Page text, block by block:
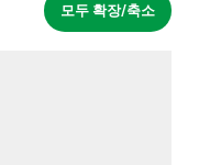
모두 확장/축소